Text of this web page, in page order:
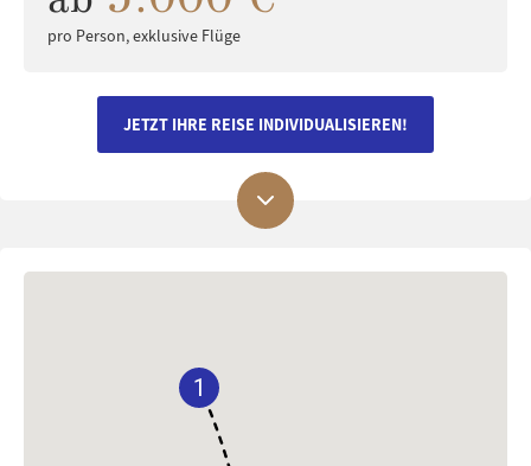
pro Person, exklusive Flüge
JETZT IHRE REISE INDIVIDUALISIEREN!
1